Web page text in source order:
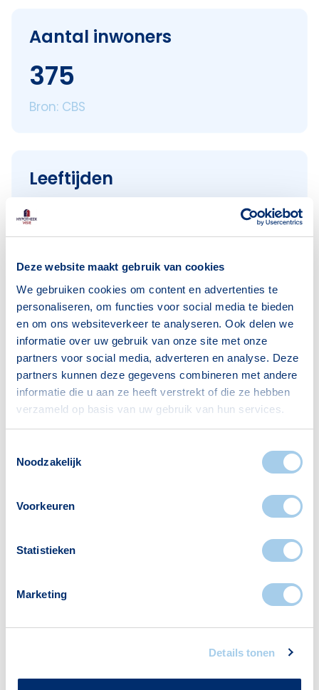
Deze website maakt gebruik van cookies
We gebruiken cookies om content en advertenties te
personaliseren, om functies voor social media te bieden
en om ons websiteverkeer te analyseren. Ook delen we
informatie over uw gebruik van onze site met onze
partners voor social media, adverteren en analyse. Deze
partners kunnen deze gegevens combineren met andere
informatie die u aan ze heeft verstrekt of die ze hebben
verzameld op basis van uw gebruik van hun services.
Noodzakelijk
Voorkeuren
Statistieken
Marketing
Details tonen
Aantal inwoners
375
Bron: CBS
Leeftijden
< 18 jaar
30
18–25 jaar
105
65+ jaar
60
Bron: CBS
Huishoudens
Alleenwonend
170
Gezin zonder kinderen
43
Bron: CBS
Deze wijk heeft het allemaal voor je. Zo vind je